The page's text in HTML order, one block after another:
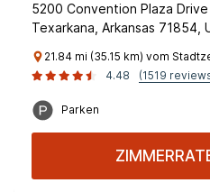
5200 Convention Plaza Drive
Texarkana, Arkansas 71854,
21.84 mi (35.15 km) vom
4.48
(1519
Parken